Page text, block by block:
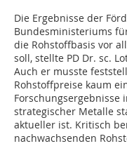
Die Ergebnisse der
Bundesministeriums
die Rohstoffbasis vor
soll, stellte PD Dr. sc.
Auch er musste
Rohstoffpreise kaum
Forschungsergebnisse
strategischer Metalle
aktueller ist. Kritisch
nachwachsenden